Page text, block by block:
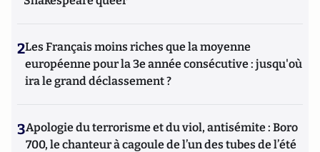
2Les Français moins riches que la moyenne
européenne pour la 3e année consécutive : jusqu'où
ira le grand déclassement ?
3Apologie du terrorisme et du viol, antisémite : Boro
700, le chanteur à cagoule de l’un des tubes de l’été